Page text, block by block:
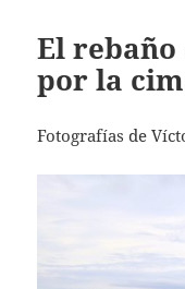
El rebaño
por la
Fotografías de